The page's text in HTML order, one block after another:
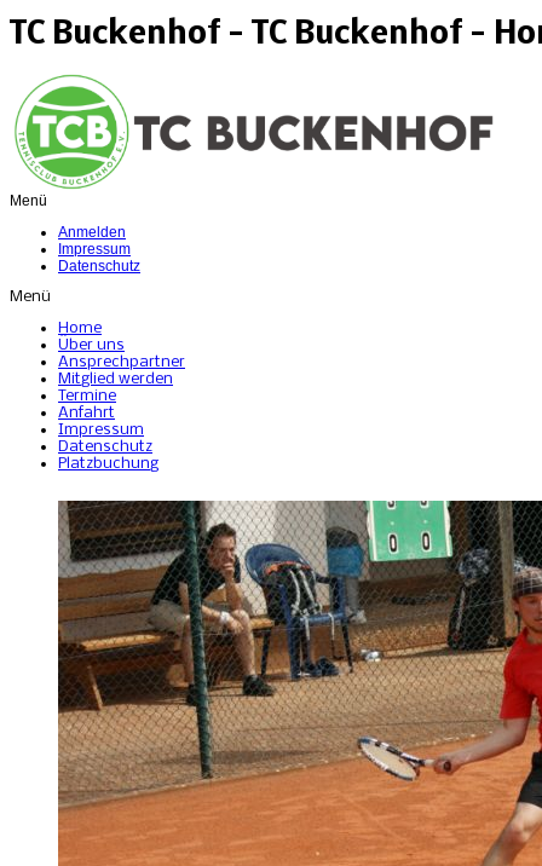
TC Buckenhof - TC Buckenhof -
Menü
Anmelden
Impressum
Datenschutz
Menü
Home
Über uns
Ansprechpartner
Mitglied werden
Termine
Anfahrt
Impressum
Datenschutz
Platzbuchung